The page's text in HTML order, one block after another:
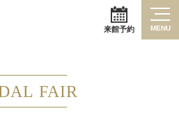
来館予約 MENU
FAIR